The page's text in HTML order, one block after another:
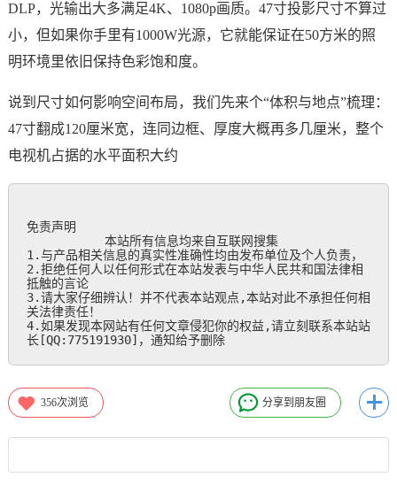
DLP，光输出大多满足4K、1080p画质。47寸投影尺寸不算过
小，但如果你手里有1000W光源，它就能保证在50方米的照
明环境里依旧保持色彩饱和度。
说到尺寸如何影响空间布局，我们先来个“体积与地点”梳理：
47寸翻成120厘米宽，连同边框、厚度大概再多几厘米，整个
电视机占据的水平面积大约
免责声明
本站所有信息均来自互联网搜集
1.与产品相关信息的真实性准确性均由发布单位及个人负责，
2.拒绝任何人以任何形式在本站发表与中华人民共和国法律相
抵触的言论
3.请大家仔细辨认！并不代表本站观点,本站对此不承担任何相
关法律责任！
4.如果发现本网站有任何文章侵犯你的权益,请立刻联系本站站
长[QQ:775191930]，通知给予删除
356次浏览 分享到朋友圈